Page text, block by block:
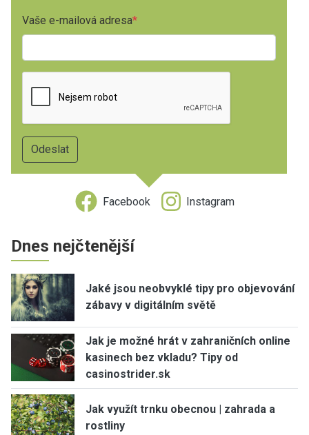
Vaše e-mailová adresa
Facebook Instagram
Dnes nejčtenější
Jaké jsou neobvyklé tipy pro objevování
zábavy v digitálním světě
Jak je možné hrát v zahraničních online
kasinech bez vkladu? Tipy od
casinostrider.sk
Jak využít trnku obecnou | zahrada a
rostliny